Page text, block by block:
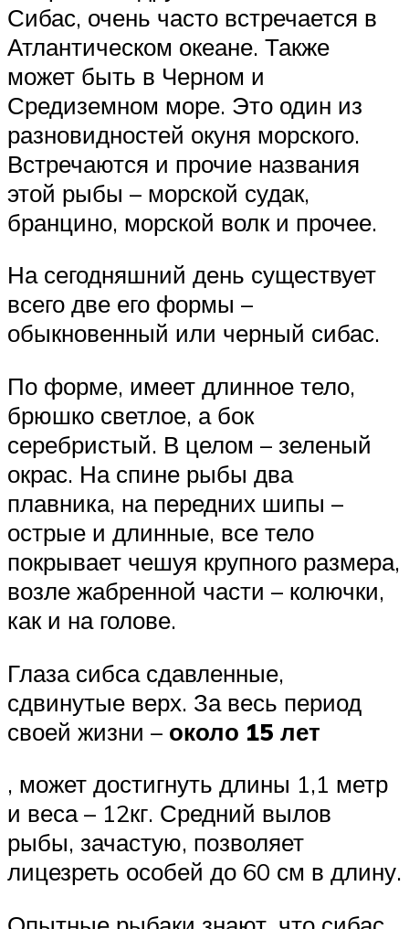
Сибас, очень часто встречается в
Атлантическом океане. Также
может быть в Черном и
Средиземном море. Это один из
разновидностей окуня морского.
Встречаются и прочие названия
этой рыбы – морской судак,
бранцино, морской волк и прочее.
На сегодняшний день существует
всего две его формы –
обыкновенный или черный сибас.
По форме, имеет длинное тело,
брюшко светлое, а бок
серебристый. В целом – зеленый
окрас. На спине рыбы два
плавника, на передних шипы –
острые и длинные, все тело
покрывает чешуя крупного размера,
возле жабренной части – колючки,
как и на голове.
Глаза сибса сдавленные,
сдвинутые верх. За весь период
своей жизни – около 15 лет
, может достигнуть длины 1,1 метр
и веса – 12кг. Средний вылов
рыбы, зачастую, позволяет
лицезреть особей до 60 см в длину.